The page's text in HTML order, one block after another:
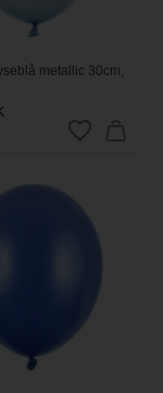
metallic 30cm,